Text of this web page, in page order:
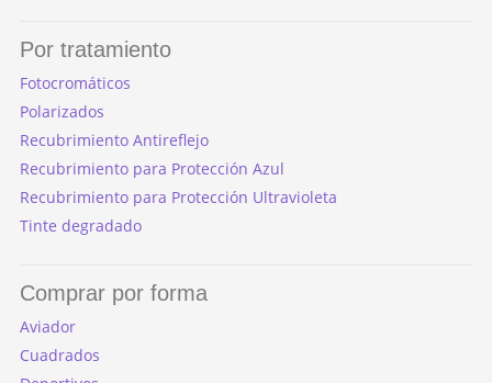
Por tratamiento
Fotocromáticos
Polarizados
Recubrimiento Antireflejo
Recubrimiento para Protección Azul
Recubrimiento para Protección Ultravioleta
Tinte degradado
Comprar por forma
Aviador
Cuadrados